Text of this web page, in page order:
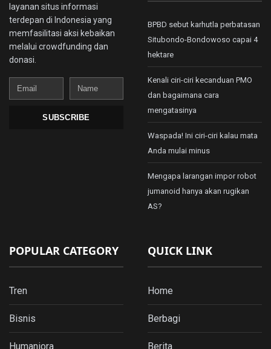
layanan situs informasi
terdepan di Indonesia yang
memfasilitasi aksi kebaikan
melalui crowdfunding dan
donasi.
Email
Name
SUBSCRIBE
BPBD sebut karhutla perbatasan
Situbondo-Bondowoso capai 4
hektare
Kenali ciri-ciri kecanduan PMO
dan bagaimana cara
mengatasinya
Waspada! Ini ciri-ciri kalau mata
Anda mulai minus
Mengapa larangan impor robot
jumanoid hanya akan rugikan
AS?
POPULAR CATEGORY
Tren
Bisnis
Humaniora
QUICK LINK
Home
Berbagi
Berita